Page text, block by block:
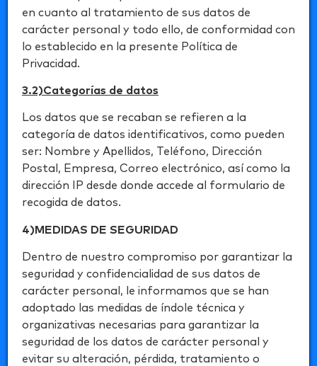
en cuanto al tratamiento de sus datos de
carácter personal y todo ello, de conformidad con
lo establecido en la presente Política de
Privacidad.
3.2)Categorías de datos
Los datos que se recaban se refieren a la
categoría de datos identificativos, como pueden
ser: Nombre y Apellidos, Teléfono, Dirección
Postal, Empresa, Correo electrónico, así como la
dirección IP desde donde accede al formulario de
recogida de datos.
4)MEDIDAS DE SEGURIDAD
Dentro de nuestro compromiso por garantizar la
seguridad y confidencialidad de sus datos de
carácter personal, le informamos que se han
adoptado las medidas de índole técnica y
organizativas necesarias para garantizar la
seguridad de los datos de carácter personal y
evitar su alteración, pérdida, tratamiento o